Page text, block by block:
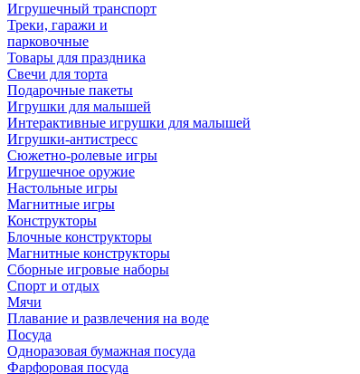
Игрушечный транспорт
Треки, гаражи и
парковочные
Товары для праздника
Свечи для торта
Подарочные пакеты
Игрушки для малышей
Интерактивные игрушки для малышей
Игрушки-антистресс
Сюжетно-ролевые игры
Игрушечное оружие
Настольные игры
Магнитные игры
Конструкторы
Блочные конструкторы
Магнитные конструкторы
Сборные игровые наборы
Спорт и отдых
Мячи
Плавание и развлечения на воде
Посуда
Одноразовая бумажная посуда
Фарфоровая посуда